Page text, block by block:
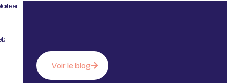
accepter
Voir le blog